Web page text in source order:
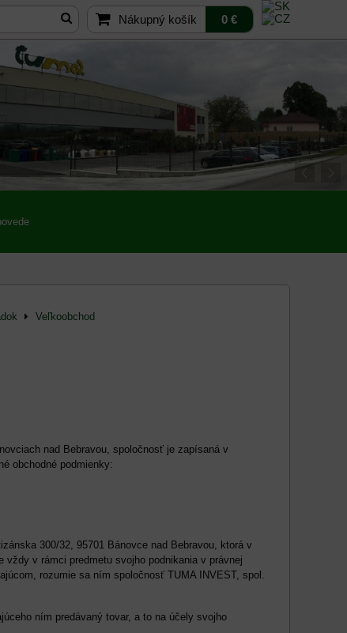
Nákupný košík 0 €
Veľkoobchod
nad Bebravou, spoločnosť je zapísaná v
obchodné podmienky:
300/32, 95701 Bánovce nad Bebravou, ktorá v
v rámci predmetu svojho podnikania v právnej
rozumie sa ním spoločnosť TUMA INVEST, spol.
ním predávaný tovar, a to na účely svojho